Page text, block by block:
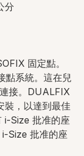
分
固定點。
點系統。這在兒
接。DUALFIX
裝，以達到最佳
i-Size 批准的座
Size 批准的座